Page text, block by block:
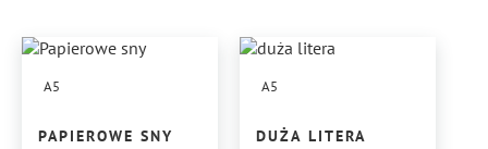
A5
PAPIEROWE SNY
A5
DUŻA LITERA